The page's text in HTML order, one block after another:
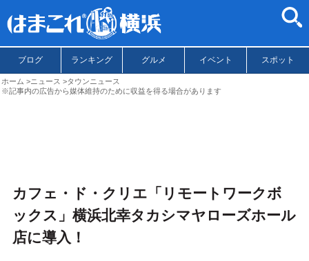
ブログ ランキング グルメ イベント スポット
ホーム ニュース
タウンニュース
※記事内の広告から媒体維持のために収益を得る場合があります
カフェ・ド・クリエ「リモートワークボ
ックス」横浜北幸タカシマヤローズホール
店に導入！